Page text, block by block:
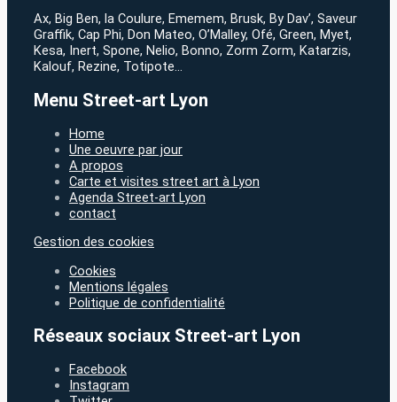
Ax, Big Ben, la Coulure, Ememem, Brusk, By Dav’, Saveur
Graffik, Cap Phi, Don Mateo, O’Malley, Ofé, Green, Myet,
Kesa, Inert, Spone, Nelio, Bonno, Zorm Zorm, Katarzis,
Kalouf, Rezine, Totipote…
Menu Street-art Lyon
Home
Une oeuvre par jour
A propos
Carte et visites street art à Lyon
Agenda Street-art Lyon
contact
Gestion des cookies
Cookies
Mentions légales
Politique de confidentialité
Réseaux sociaux Street-art Lyon
Facebook
Instagram